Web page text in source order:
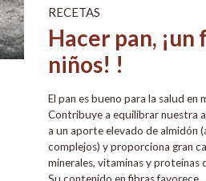
RECETAS
Hacer pan, ¡un
niños! !
El pan es bueno para la salud en
Contribuye a equilibrar nuestra
a un aporte elevado de almidón
complejos) y proporciona gran
minerales, vitaminas y proteínas